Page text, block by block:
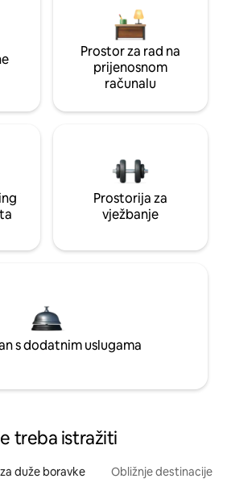
Prostor za rad na
prijenosnom
računalu
Prostorija za
vježbanje
s dodatnim uslugama
treba istražiti
duže boravke Obližnje destinacije